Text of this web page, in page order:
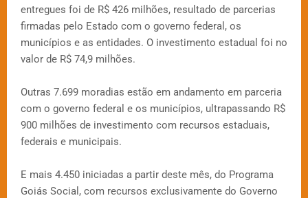
entregues foi de R$ 426 milhões, resultado de parcerias
firmadas pelo Estado com o governo federal, os
municípios e as entidades. O investimento estadual foi no
valor de R$ 74,9 milhões.
Outras 7.699 moradias estão em andamento em parceria
com o governo federal e os municípios, ultrapassando R$
900 milhões de investimento com recursos estaduais,
federais e municipais.
E mais 4.450 iniciadas a partir deste mês, do Programa
Goiás Social, com recursos exclusivamente do Governo